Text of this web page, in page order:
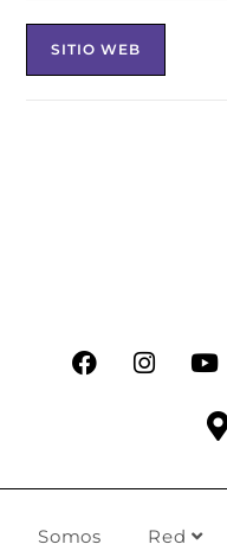
SITIO WEB
Somos Red